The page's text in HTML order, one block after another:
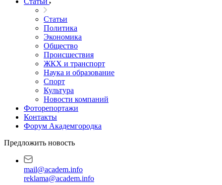
Статьи
Политика
Экономика
Общество
Происшествия
ЖКХ и транспорт
Наука и образование
Спорт
Культура
Новости компаний
Фоторепортажи
Контакты
Форум Академгородка
Предложить новость
mail@academ.info
reklama@academ.info